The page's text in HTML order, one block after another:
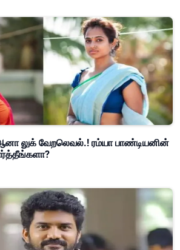
லுக் வேறலெவல்.! ரம்யா பாண்டியனின்